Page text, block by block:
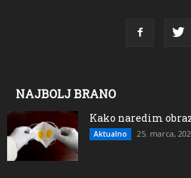
NAJBOLJ BRANO
Kako naredim
Aktualno 25. marca,